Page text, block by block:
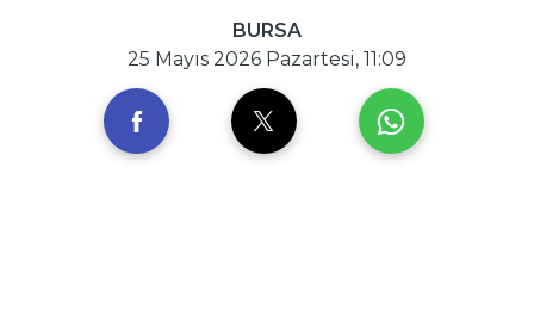
BURSA
25 Mayıs 2026 Pazartesi, 11:09